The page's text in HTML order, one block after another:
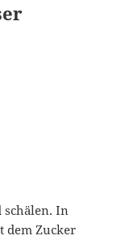
schälen. In
dem Zucker